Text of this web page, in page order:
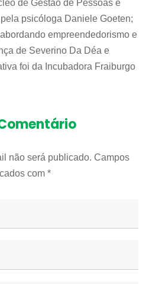
de Gestão de Pessoas e
psicóloga Daniele Goeten;
empreendedorismo e
de Severino Da Déa e
foi da Incubadora Fraiburgo
não será publicado. Campos
com *